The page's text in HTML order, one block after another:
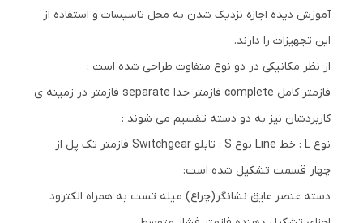
آموزش دیده اجازه نزدیک شدن به محل تاسیسات و استفاده از
این تجهیزات را دارند.
از نظر مکانیکی در دو نوع متفاوت طراحی شده است :
فازمتر کامل complete فازمتر جدا separate فازمتر در زمینه ی
کاربردشان نیز به دو دسته تقسیم می شوند :
نوع L : خط Line نوع S : تابلو Switchgear فازمتر تک پل از
چهار قسمت تشکیل شده است:
دسته عنصر عایق نشانگر(چراغ) میله تست به همراه الکترود